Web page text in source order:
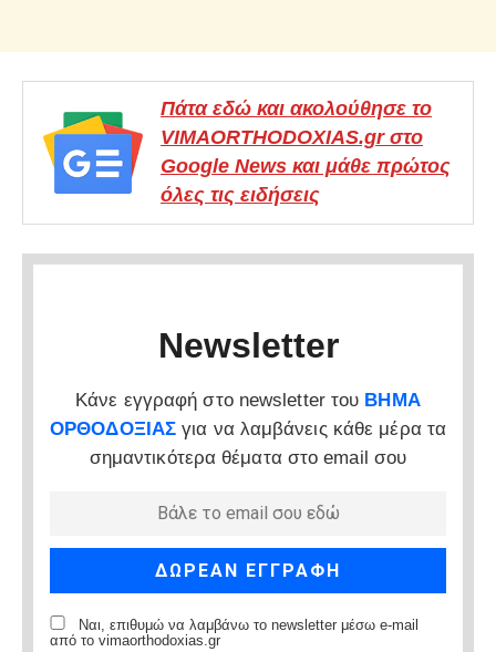
Πάτα εδώ και ακολούθησε το
VIMAORTHODOXIAS.gr στο
Google News και μάθε πρώτος
όλες τις ειδήσεις
Newsletter
Κάνε εγγραφή στο newsletter του ΒΗΜΑ
ΟΡΘΟΔΟΞΙΑΣ για να λαμβάνεις κάθε μέρα τα
σημαντικότερα θέματα στο email σου
Ναι, επιθυμώ να λαμβάνω το newsletter μέσω e-mail
από το vimaorthodoxias.gr